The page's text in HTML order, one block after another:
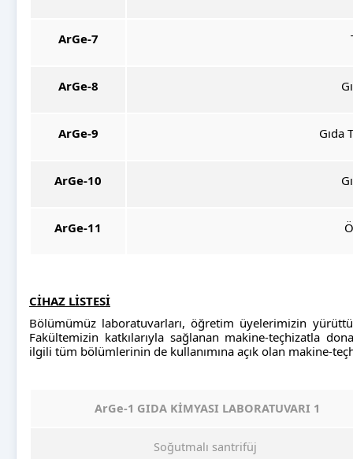
ArGe-7
ArGe-8
ArGe-9 Gıda
ArGe-10
ArGe-11
CİHAZ LİSTESİ
Bölümümüz laboratuvarları, öğretim üyelerimizin
Fakültemizin katkılarıyla sağlanan makine-teçhizatla
ilgili tüm bölümlerinin de kullanımına açık olan makine-
ArGe-1 GIDA KİMYASI LABORATUVARI 1
Soğutmalı santrifüj